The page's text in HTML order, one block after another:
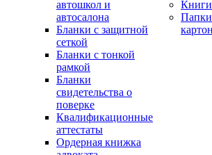
автошкол и
автосалона
Бланки с защитной
сеткой
Бланки с тонкой
рамкой
Бланки
свидетельства о
поверке
Квалификационные
аттестаты
Ордерная книжка
Книги
Папки